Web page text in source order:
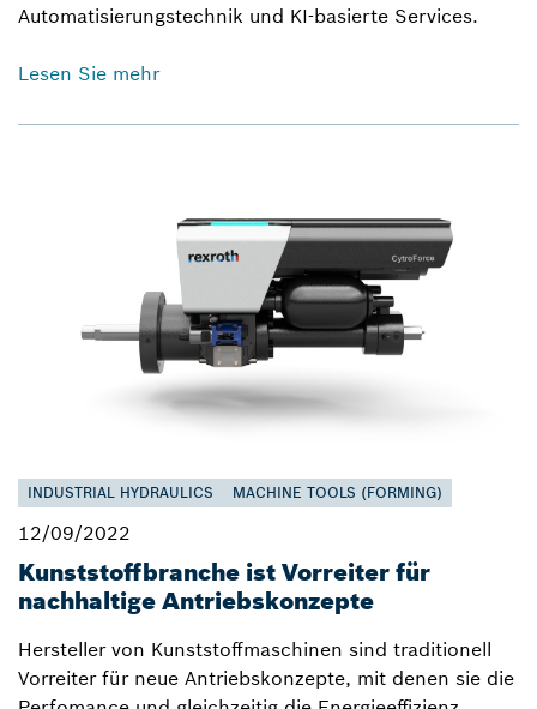
Automatisierungstechnik und KI-basierte Services.
Lesen Sie mehr
INDUSTRIAL HYDRAULICS MACHINE TOOLS (FORMING)
12/09/2022
Kunststoffbranche ist Vorreiter für
nachhaltige Antriebskonzepte
Hersteller von Kunststoffmaschinen sind traditionell
Vorreiter für neue Antriebskonzepte, mit denen sie die